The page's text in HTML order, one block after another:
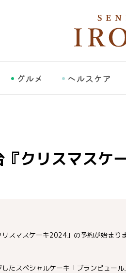
グルメ ヘルスケア
クリスマスケ
スマスケーキ2024」の予約が始まりま
たスペシャルケーキ「ブランピュー